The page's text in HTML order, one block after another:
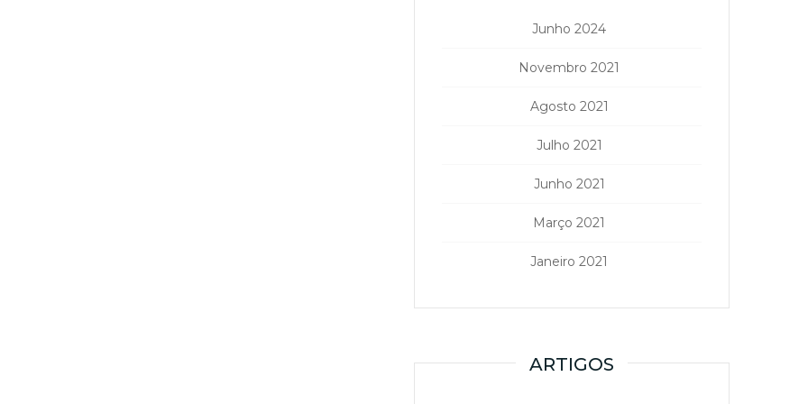
Junho 2024
Novembro 2021
Agosto 2021
Julho 2021
Junho 2021
Março 2021
Janeiro 2021
ARTIGOS